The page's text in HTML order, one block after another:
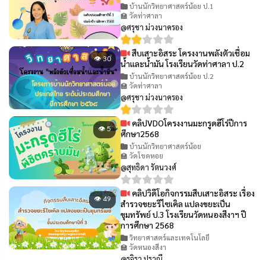
บ้านนักวิทยาศาสตร์น้อย ป.1
🏫 วัดท่าศาลา
@ศรุชา ม่วงนาครอง
👁 30
สืบเสาะอิสระ โครงงานพลังตัวเชื่อม
น้ำและน้ำมัน โรงเรียนวัดท่าศาลา ป.2
บ้านนักวิทยาศาสตร์น้อย ป.2
🏫 วัดท่าศาลา
@ศรุชา ม่วงนาครอง
👁 5
คลิปVDOโครงงานมะกรูดฮีโร่ปีการ
ศึกษา2568
บ้านนักวิทยาศาสตร์น้อย
🏫 วัดโขดหอย
@สุทธิดา รัตนวงศ์
👁 49
คลิปวิดีโอกิจกรรมสืบเสาะอิสระ เรื่อง
สำรวจขยะรีไซเคิล แปลงขยะเป็น
ขุมทรัพย์ ป.3 โรงเรียนวัดหนองสีงาฯ ปี
การศึกษา 2568
วิทยาศาสตร์และเทคโนโลยี
🏫 วัดหนองสีงา